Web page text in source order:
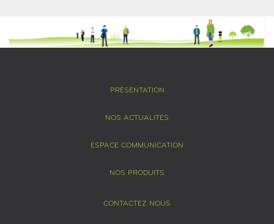
PRÉSENTATION
NOS ACTUALITÉS
ESPACE COMMUNICATION
NOS PRODUITS
CONTACTEZ NOUS